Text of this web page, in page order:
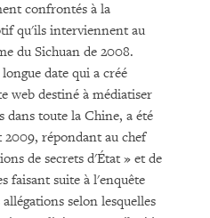
confrontés à la
qu'ils interviennent au
du Sichuan de 2008.
date qui a créé
web destiné à médiatiser
dans toute la Chine, a été
répondant au chef
de secrets d'État » et de
faisant suite à l'enquête
selon lesquelles